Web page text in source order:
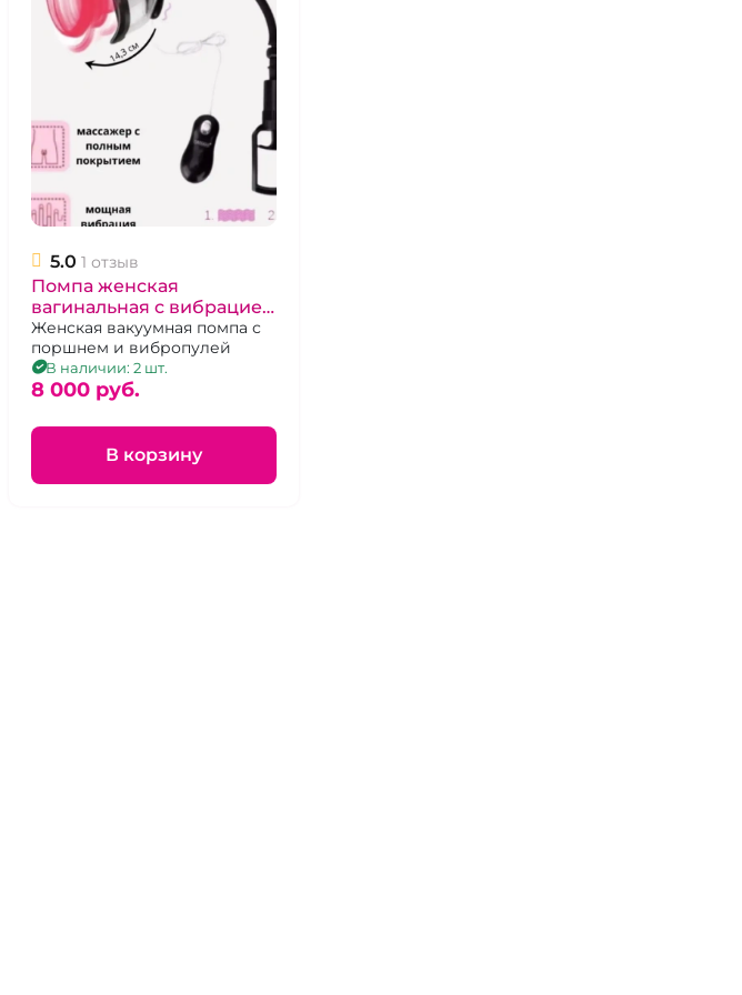
5.0 1 отзыв
Помпа женская
вагинальная с вибрацией
"Xuanai"
Женская вакуумная помпа с
поршнем и вибропулей
В наличии: 2 шт.
8 000 pуб.
В корзину